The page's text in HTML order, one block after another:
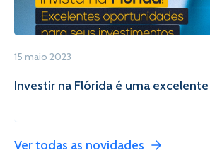
15 maio 2023
Investir na Flórida é uma
Ver todas as novidades